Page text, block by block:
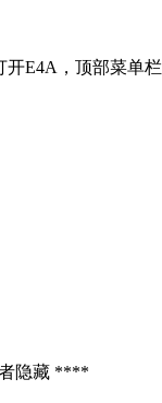
开E4A，顶部菜单
隐藏 ****